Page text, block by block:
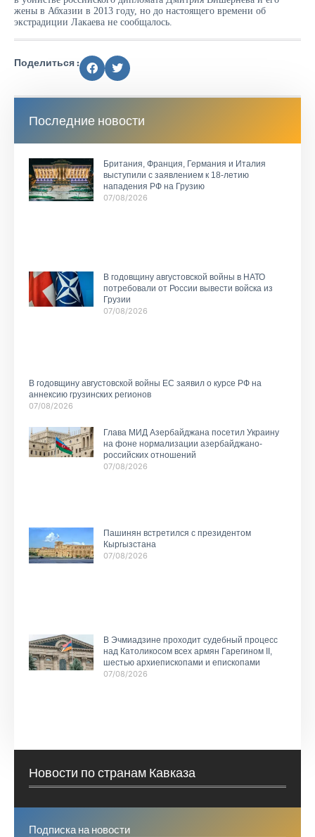
жены в Абхазии в 2013 году, но до настоящего времени об
экстрадиции Лакаева не сообщалось.
Поделиться :
Последние новости
Британия, Франция, Германия и Италия
выступили с заявлением к 18-летию
нападения РФ на Грузию
07/08/2026
В годовщину августовской войны в НАТО
потребовали от России вывести войска из
Грузии
07/08/2026
В годовщину августовской войны ЕС заявил о курсе РФ на
аннексию грузинских регионов
07/08/2026
Глава МИД Азербайджана посетил Украину
на фоне нормализации азербайджано-
российских отношений
07/08/2026
Пашинян встретился с президентом
Кыргызстана
07/08/2026
В Эчмиадзине проходит судебный процесс
над Католикосом всех армян Гарегином II,
шестью архиепископами и епископами
07/08/2026
Новости по странам Кавказа
Подписка на новости